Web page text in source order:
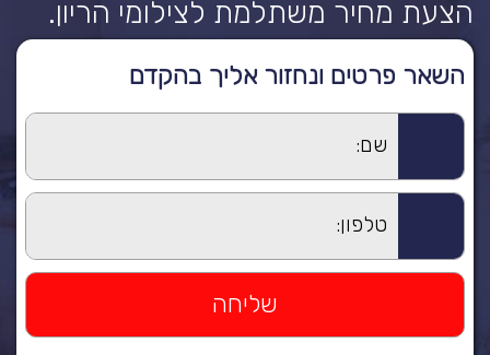
הצעת מחיר משתלמת לצילומי הריון.
השאר פרטים ונחזור אליך בהקדם